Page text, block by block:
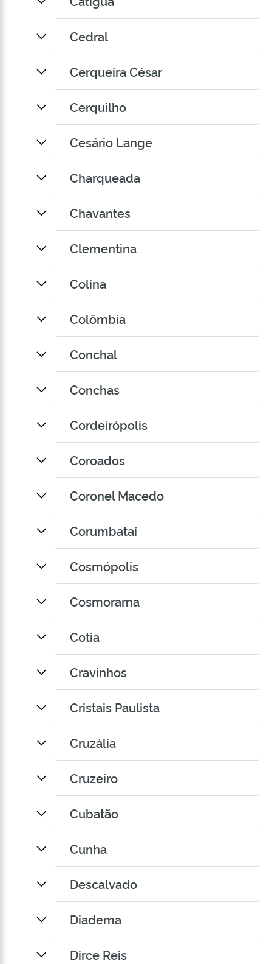
Cedral
Cerqueira César
Cerquilho
Cesário Lange
Charqueada
Chavantes
Clementina
Colina
Colômbia
Conchal
Conchas
Cordeirópolis
Coroados
Coronel Macedo
Corumbataí
Cosmópolis
Cosmorama
Cotia
Cravinhos
Cristais Paulista
Cruzália
Cruzeiro
Cubatão
Cunha
Descalvado
Diadema
Dirce Reis